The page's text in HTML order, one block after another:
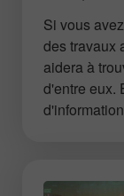
Si vous
des travaux
aidera à
d'entre eux.